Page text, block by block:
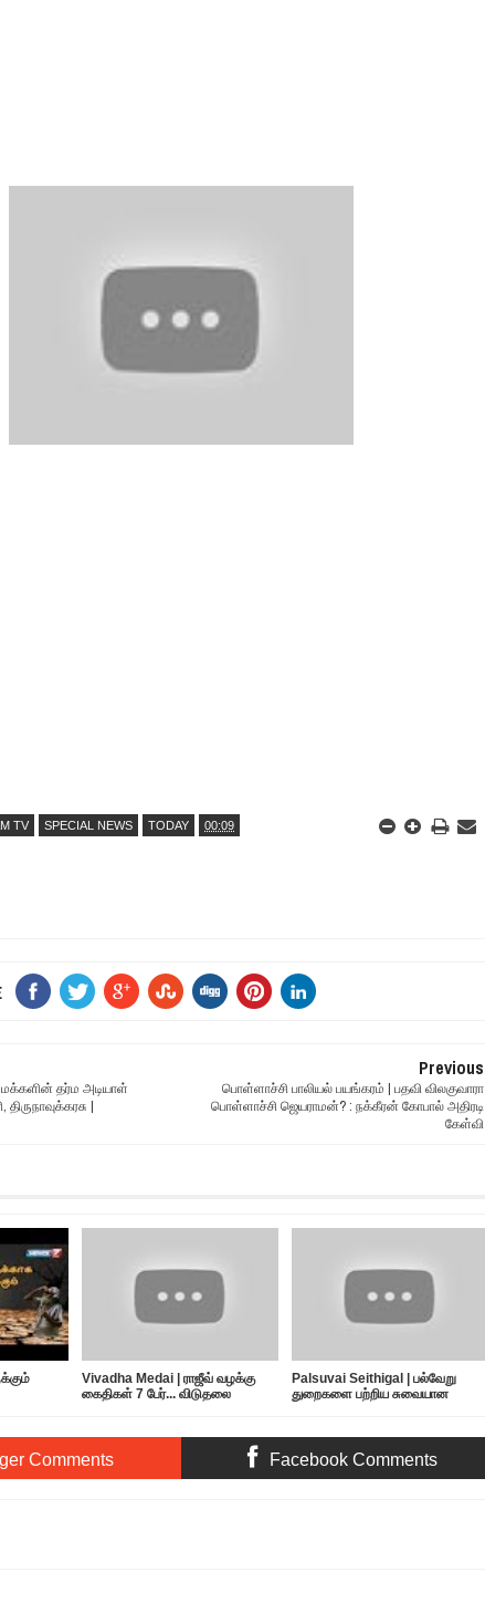
TV SPECIAL NEWS TODAY 00:09
தர்ம அடியாள்
|
Previous
பொள்ளாச்சி பாலியல் பயங்கரம் | பதவி விலகுவாரா
பொள்ளாச்சி ஜெயராமன்? : நக்கீரன் கோபால் அதிரடி
கேள்வி
Vivadha Medai | ராஜீவ் வழக்கு
கைதிகள் 7 பேர்... விடுதலை
Palsuvai Seithigal | பல்வேறு
துறைகளை பற்றிய சுவையான
Comments Facebook Comments